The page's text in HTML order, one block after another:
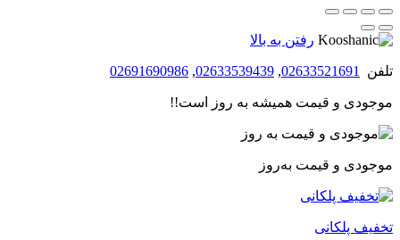
رفتن به بالا
تلفن 02633521691
,
02633539439
,
02691690986
موجودی و قیمت همیشه به روز است!!
موجودی و قیمت به‌روز
تخفیف پلکانی